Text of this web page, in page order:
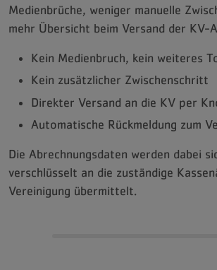
Medienbrüche, weniger manuelle
mehr Übersicht beim Versand der KV-
Kein Medienbruch, kein weiteres
Kein zusätzlicher Zwischenschritt
Direkter Versand an die KV per
Automatische Rückmeldung zum
Die Abrechnungsdaten werden dabei
verschlüsselt an die zuständige
Vereinigung übermittelt.